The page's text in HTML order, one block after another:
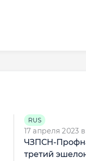
RUS
17 апреля 2023
ЧЗПСН-
третий